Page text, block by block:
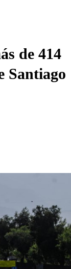
de 414
Santiago